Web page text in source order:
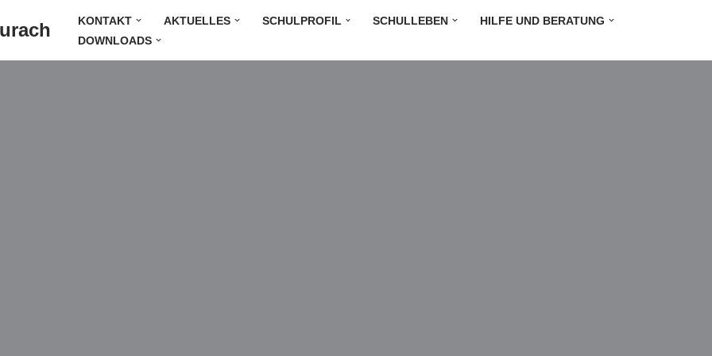
KONTAKT AKTUELLES SCHULPROFIL SCHULLEBEN
HILFE UND BERATUNG
DOWNLOADS